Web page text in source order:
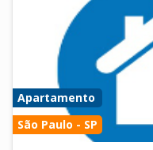
Apartamento
São Paulo - SP